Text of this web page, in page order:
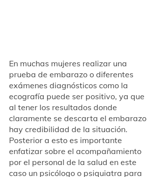
En muchas mujeres realizar una
prueba de embarazo o diferentes
exámenes diagnósticos como la
ecografía puede ser positivo, ya que
al tener los resultados donde
claramente se descarta el embarazo
hay credibilidad de la situación.
Posterior a esto es importante
enfatizar sobre el acompañamiento
por el personal de la salud en este
caso un psicólogo o psiquiatra para